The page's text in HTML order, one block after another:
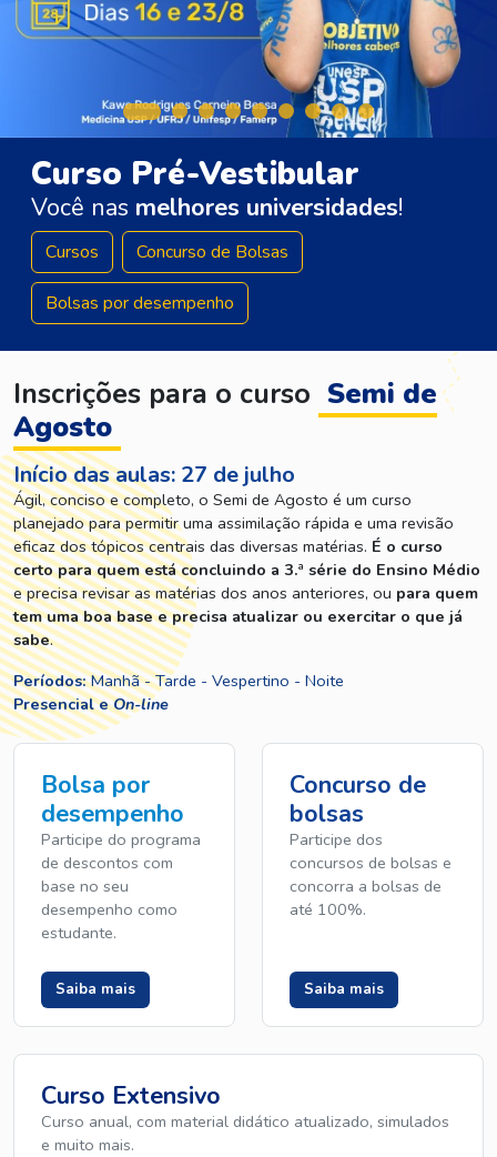
Curso Pré-Vestibular
Você nas melhores universidades!
Cursos Concurso de Bolsas
Bolsas por desempenho
Inscrições para o curso Semi de
Agosto
Início das aulas: 27 de julho
Ágil, conciso e completo, o Semi de Agosto é um curso
planejado para permitir uma assimilação rápida e uma revisão
eficaz dos tópicos centrais das diversas matérias. É o curso
certo para quem está concluindo a 3.ª série do Ensino Médio
e precisa revisar as matérias dos anos anteriores, ou para quem
tem uma boa base e precisa atualizar ou exercitar o que já
sabe.
Períodos:Manhã - Tarde - Vespertino - Noite
Presencial eOn-line
Bolsa por
desempenho
Participe do programa
de descontos com
base no seu
desempenho como
estudante.
Saiba mais
Concurso de
bolsas
Participe dos
concursos de bolsas e
concorra a bolsas de
até 100%.
Saiba mais
Curso Extensivo
Curso anual, com material didático atualizado, simulados
e muito mais.